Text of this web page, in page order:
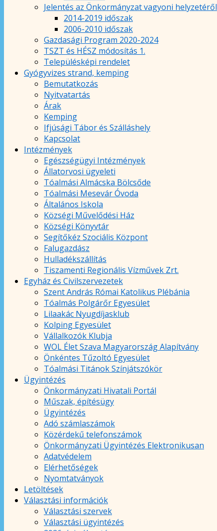
Jelentés az Önkormányzat vagyoni helyzetéről
2014-2019 időszak
2006-2010 időszak
Gazdasági Program 2020-2024
TSZT és HÉSZ módosítás 1.
Településképi rendelet
Gyógyvizes strand, kemping
Bemutatkozás
Nyitvatartás
Árak
Kemping
Ifjúsági Tábor és Szálláshely
Kapcsolat
Intézmények
Egészségügyi Intézmények
Állatorvosi ügyeleti
Tóalmási Almácska Bölcsőde
Tóalmási Mesevár Óvoda
Általános Iskola
Községi Művelődési Ház
Községi Könyvtár
Segítőkéz Szociális Központ
Falugazdász
Hulladékszállítás
Tiszamenti Regionális Vízművek Zrt.
Egyház és Civilszervezetek
Szent András Római Katolikus Plébánia
Tóalmás Polgárőr Egyesület
Lilaakác Nyugdíjasklub
Kolping Egyesület
Vállalkozók Klubja
WOL Élet Szava Magyarország Alapítvány
Önkéntes Tűzoltó Egyesület
Tóalmási Titánok Színjátszókör
Ügyintézés
Önkormányzati Hivatali Portál
Műszak, építésügy
Ügyintézés
Adó számlaszámok
Közérdekű telefonszámok
Önkormányzati Ügyintézés Elektronikusan
Adatvédelem
Elérhetőségek
Nyomtatványok
Letöltések
Választási információk
Választási szervek
Választási ügyintézés